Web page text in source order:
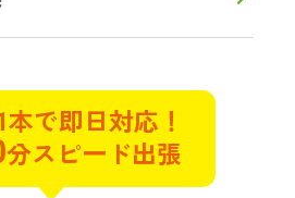
で即日対応！
分スピード出張
殺がおきてしまい特殊
理のご相談させていた
早朝で対応していただ